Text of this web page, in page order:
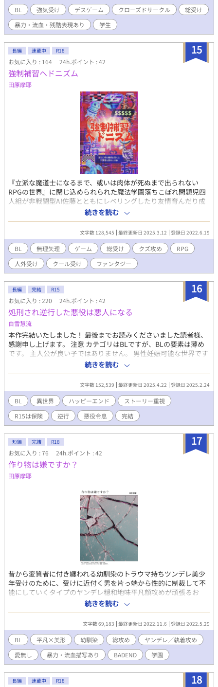
チャラ男攻め 真面目堅物童貞委員長攻め なんちゃってデスゲーム
／クローズドサークル／元同級生／ギスギス殺伐ラブコメ／幼馴
染／疑似主従 ※注意書きなしで暴力描写、死亡表現、無理やり、
嘔吐、その他諸々倫理観のない描写出てきます。なんでも許せる
方向け。念のためＧ設定してますが、そんなにグロい描写はあり
ません。 ※基本資料無しの創作物なので作中の応急措置知識等は
適当です。
BL 強気受け デスゲーム クローズドサークル
総受け
暴力・流血・残酷表現あり
学生
15
長編 連載中 R18
お気に入り : 164 24h.ポイント : 42
強制補習ヘドニズム
田原摩耶
『立派な魔道士になるまで、或いは肉体が死ぬまで出られない
RPGの世界』に閉じ込められられた魔法学園落ちこぼれ問題児四
人組が非戦闘型AI佐藤とともにレベリングしたり友情育んだり成
長したりたまに負けて死にかけたりするクール平凡総受けBL（大
体スケベ） 基本無理矢理総受け クズ攻め／人外攻め／触手／モブ
攻めetc 倫理観とモラルはないです なんでも許せる方向け
続きを読む
文字数 128,545 最終更新日 2025.3.12 登録日 2022.6.19
BL 無理矢理 ゲーム 総受け クズ攻め
RPG
人外受け
クール受け ファンタジー
16
長編 完結 R15
お気に入り : 220 24h.ポイント : 42
処刑され逆行した悪役は悪人になる
白雪慧流
本作完結いたしました！ 最後までお読みくださいました読者様、
感謝申し上げます。 注意 カテゴリはBLですが、BLの要素は薄め
です。 主人公が良い子ではありません。 男性妊娠可能な世界です
が、妊娠描写はありません。 イチャイチャより、ストーリー重
視。 多少残虐描写、倫理に反する描写があります。 性的描写はあ
りません。 R15は保険。 以上、ご都合主義だろうとなんでも許せ
る方向けです。 それでもいいよ！ という心優しい読者様方、楽
しんでいただけましたら幸いです。 ·.⟡⎯⎯⎯⎯⎯⎯⎯⎯⎯⎯⎯⎯ ⟡.· バーナ
ード公爵家嫡男、メルアは自らの婚約者、カルム第二王子に、異
世界から来た巫女に危害を加えたとして断罪された。 処刑され死
んだと思ったが、七歳の時に逆行する。 そうして決意した。 文句
言うだけで罪人の扱いなら、本当の悪人ってのを教えてやる！
と。 悪役主人公×侍従 相変わらずコメディを目指したシリアス。
主人公が、闇市に出入りしたり、国を揺るがす(？)事をしたり、面
白おかしく過ごす話です。
続きを読む
文字数 152,539 最終更新日 2025.4.22 登録日 2025.2.24
BL 異世界 ハッピーエンド
ストーリー重視
R15は保険
逆行 悪役令息 完結
17
短編 完結 R18
お気に入り : 76 24h.ポイント : 42
作り物は嫌ですか？
田原摩耶
昔から変質者に付き纏われる幼馴染のトラウマ持ちツンデレ美少
年受けのために、受けに近付く男を片っ端から性的に制裁して不
能にしていくタイプのヤンデレ穏和地味平凡顔攻めが頑張るお
話。 平凡×ツンデレ固定CP中心でぐちゃぐちゃになってます。 ※
なんでも許せる方向け。 ※基本は総攻めですが一人がっつり攻め
要員がいます。 ※以前公開していた話の加筆修正版です。 ▼やや
ネタバレありのRプレイ内容、注意事項 エピソード０ ×受けのス
トーカーの根暗 異物挿入／拷問破壊 エピソード１ ×猫被りチャ
ラ男 乳首根性焼き／拘束／陰毛燃やし エピソード２ ×チャラ男
の元恋人の美少年ビッチ 受け視点／他の攻めとのセックス含／異
物挿入＋肛門破壊 エピソード５ 目の前でNTR／公開レイプ／輪姦
続きを読む
文字数 69,183 最終更新日 2022.11.6 登録日 2022.5.29
BL 平凡×美形 幼馴染 総攻め
ヤンデレ／執着攻め
愛無し
暴力・流血描写あり BADEND 学園
18
長編 連載中 R18